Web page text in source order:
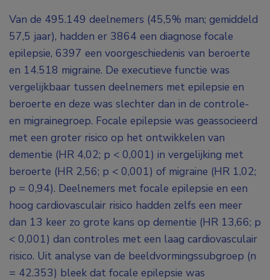
Van de 495.149 deelnemers (45,5% man; gemiddeld
57,5 jaar), hadden er 3864 een diagnose focale
epilepsie, 6397 een voorgeschiedenis van beroerte
en 14.518 migraine. De executieve functie was
vergelijkbaar tussen deelnemers met epilepsie en
beroerte en deze was slechter dan in de controle-
en migrainegroep. Focale epilepsie was geassocieerd
met een groter risico op het ontwikkelen van
dementie (HR 4,02; p < 0,001) in vergelijking met
beroerte (HR 2,56; p < 0,001) of migraine (HR 1,02;
p = 0,94). Deelnemers met focale epilepsie en een
hoog cardiovasculair risico hadden zelfs een meer
dan 13 keer zo grote kans op dementie (HR 13,66; p
< 0,001) dan controles met een laag cardiovasculair
risico. Uit analyse van de beeldvormingssubgroep (n
= 42.353) bleek dat focale epilepsie was